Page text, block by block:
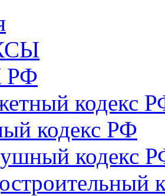
РФ
кодекс
кодекс РФ
кодекс